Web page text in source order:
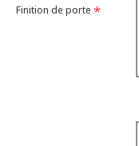
Finition de porte